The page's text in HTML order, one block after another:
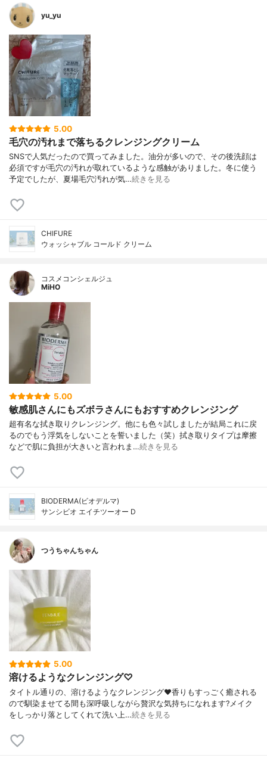
yu_yu
5.00
毛穴の汚れまで落ちるクレンジングクリーム
SNSで人気だったので買ってみました。油分が多いので、その後洗顔は
必須ですが毛穴の汚れが取れているような感触がありました。冬に使う
予定でしたが、夏場毛穴汚れが気…続きを見る
CHIFURE
ウォッシャブル コールド クリーム
コスメコンシェルジュ
MiHO
5.00
敏感肌さんにもズボラさんにもおすすめクレンジング
超有名な拭き取りクレンジング。他にも色々試しましたが結局これに戻
るのでもう浮気をしないことを誓いました（笑）拭き取りタイプは摩擦
などで肌に負担が大きいと言われま…続きを見る
BIODERMA(ビオデルマ)
サンシビオ エイチツーオー D
つうちゃんちゃん
5.00
溶けるようなクレンジング♡
タイトル通りの、溶けるようなクレンジング❤️香りもすっごく癒される
ので馴染ませてる間も深呼吸しながら贅沢な気持ちになれます?メイク
をしっかり落としてくれて洗い上…続きを見る